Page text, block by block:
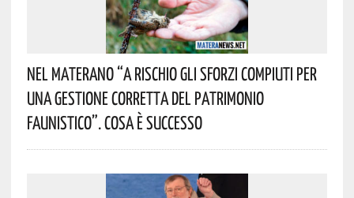
Nel Materano “a Rischio Gli Sforzi Compiuti Per
Una Gestione Corretta Del Patrimonio
Faunistico”. Cosa È Successo